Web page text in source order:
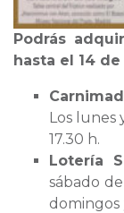
Podrás
hasta el 14
Los lunes
17.30 h.
Lotería
sábado